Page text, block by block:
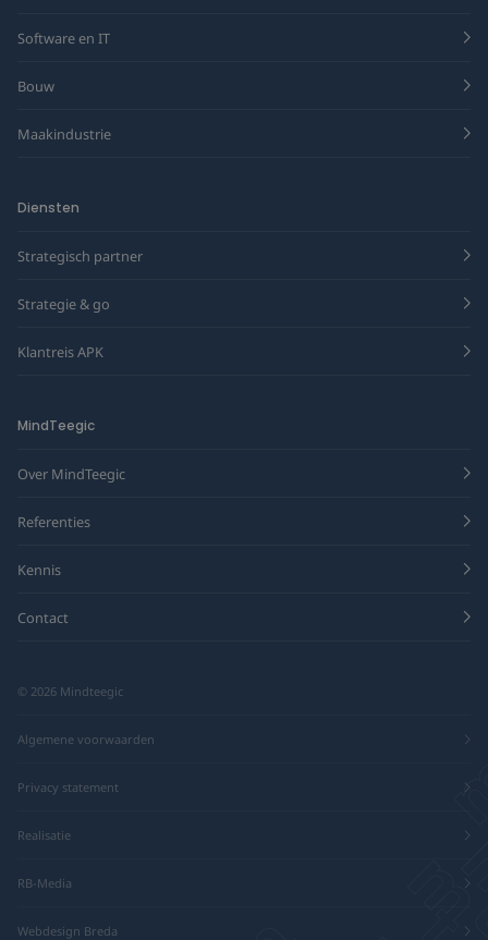
Software en IT
Bouw
Maakindustrie
Diensten
Strategisch partner
Strategie & go
Klantreis APK
MindTeegic
Over MindTeegic
Referenties
Kennis
Contact
© 2026 Mindteegic
Algemene voorwaarden
Privacy statement
Realisatie
RB-Media
Webdesign Breda